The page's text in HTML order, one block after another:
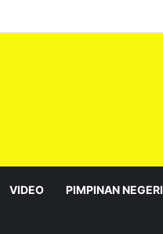
VIDEO PIMPINAN NEGERI